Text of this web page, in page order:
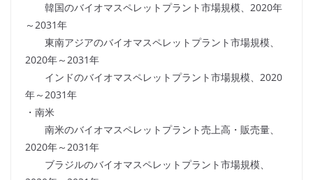
韓国のバイオマスペレットプラント市場規模、2020年
～2031年
東南アジアのバイオマスペレットプラント市場規模、
2020年～2031年
インドのバイオマスペレットプラント市場規模、2020
年～2031年
・南米
南米のバイオマスペレットプラント売上高・販売量、
2020年～2031年
ブラジルのバイオマスペレットプラント市場規模、